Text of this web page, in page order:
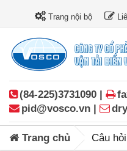
Trang nội bộ
(84-225)3731090 |
pid@vosco.vn |
Trang chủ Câu hỏi